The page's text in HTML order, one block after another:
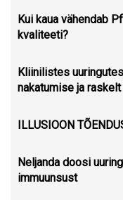
Kui kaua vähendab
kvaliteeti?
Kliinilistes
nakatumise ja
ILLUSIOON
Neljanda doosi
immuunsust